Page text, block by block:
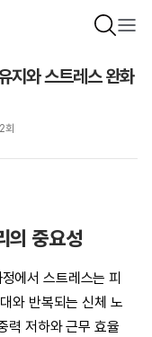
지와 스트레스 완화
회
의 중요성
에서 스트레스는 피
와 반복되는 신체 노
력 저하와 근무 효율